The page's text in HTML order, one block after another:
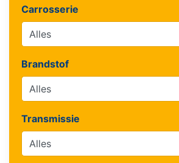
Carrosserie
Brandstof
Transmissie